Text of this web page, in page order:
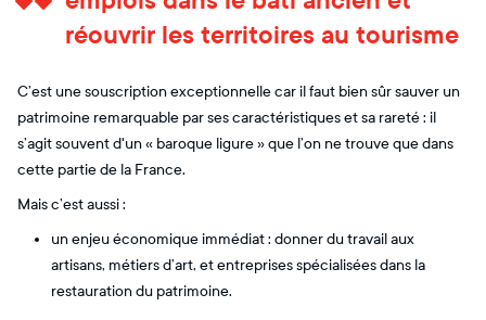
réouvrir les territoires au tourisme
C’est une souscription exceptionnelle car il faut bien sûr sauver un
patrimoine remarquable par ses caractéristiques et sa rareté : il
s’agit souvent d'un « baroque ligure » que l’on ne trouve que dans
cette partie de la France.
Mais c’est aussi :
un enjeu économique immédiat : donner du travail aux
artisans, métiers d’art, et entreprises spécialisées dans la
restauration du patrimoine.